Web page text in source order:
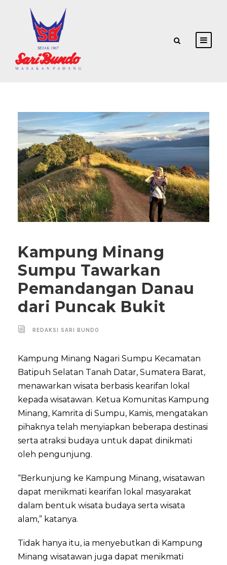
Kampung Minang
Sumpu Tawarkan
Pemandangan Danau
dari Puncak Bukit
REDAKSI SARI BUNDO
Kampung Minang Nagari Sumpu Kecamatan
Batipuh Selatan Tanah Datar, Sumatera Barat,
menawarkan wisata berbasis kearifan lokal
kepada wisatawan. Ketua Komunitas Kampung
Minang, Kamrita di Sumpu, Kamis, mengatakan
pihaknya telah menyiapkan beberapa destinasi
serta atraksi budaya untuk dapat dinikmati
oleh pengunjung.
“Berkunjung ke Kampung Minang, wisatawan
dapat menikmati kearifan lokal masyarakat
dalam bentuk wisata budaya serta wisata
alam,” katanya.
Tidak hanya itu, ia menyebutkan di Kampung
Minang wisatawan juga dapat menikmati